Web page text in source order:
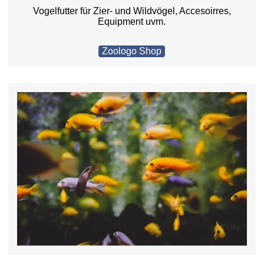
Vogelfutter für Zier- und Wildvögel, Accesoirres,
Equipment uvm.
Zoologo Shop